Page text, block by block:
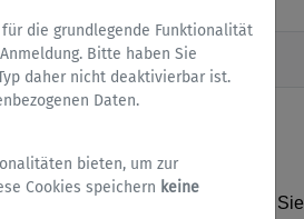
die grundlegende Funktionalität
Bitte haben Sie
daher nicht deaktivierbar ist.
Daten.
bieten, um zur
Cookies speichern keine
verbessern zu können bitten wir